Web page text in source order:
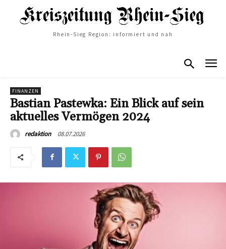
Rhein-Sieg Region: informiert und nah
FINANZEN
Bastian Pastewka: Ein Blick auf sein
aktuelles Vermögen 2024
redaktion 08.07.2026